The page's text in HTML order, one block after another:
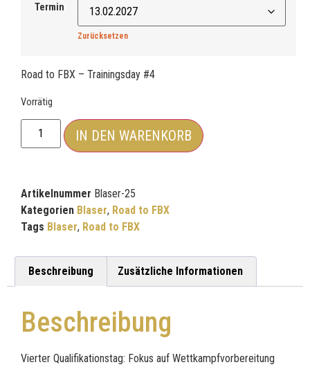
Termin
Zurücksetzen
Road to FBX – Trainingsday #4
Vorrätig
IN DEN WARENKORB
Artikelnummer Blaser-25
Kategorien Blaser, Road to FBX
Tags Blaser, Road to FBX
Beschreibung Zusätzliche Informationen
Beschreibung
Vierter Qualifikationstag: Fokus auf Wettkampfvorbereitung